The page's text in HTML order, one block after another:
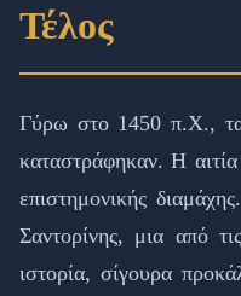
Τέλος
Γύρω στο 1450 π.Χ., τα
καταστράφηκαν. Η αιτία
επιστημονικής
Σαντορίνης, μια από
ιστορία, σίγουρα